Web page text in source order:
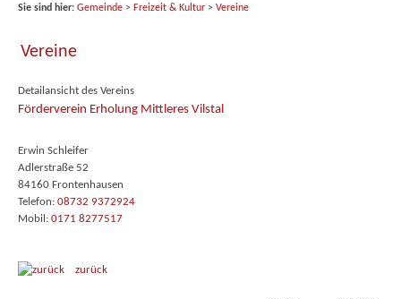
Sie sind hier: Gemeinde> Freizeit & Kultur> Vereine
Vereine
Detailansicht des Vereins
Förderverein Erholung Mittleres Vilstal
Erwin Schleifer
Adlerstraße 52
84160 Frontenhausen
Telefon: 08732 9372924
Mobil: 0171 8277517
zurück